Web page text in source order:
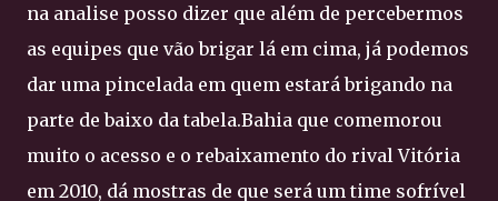
na analise posso dizer que além de percebermos
as equipes que vão brigar lá em cima, já podemos
dar uma pincelada em quem estará brigando na
parte de baixo da tabela.Bahia que comemorou
muito o acesso e o rebaixamento do rival Vitória
em 2010, dá mostras de que será um time sofrível